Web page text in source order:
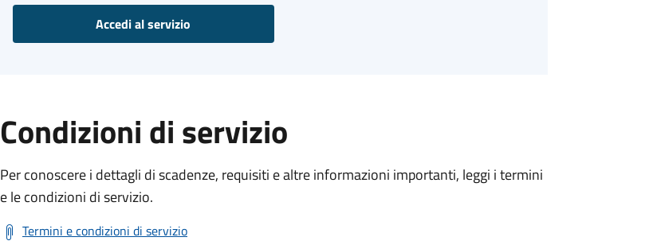
Accedi al servizio
Condizioni di servizio
Per conoscere i dettagli di scadenze, requisiti e altre informazioni importanti, leggi i termini
e le condizioni di servizio.
Termini e condizioni di servizio